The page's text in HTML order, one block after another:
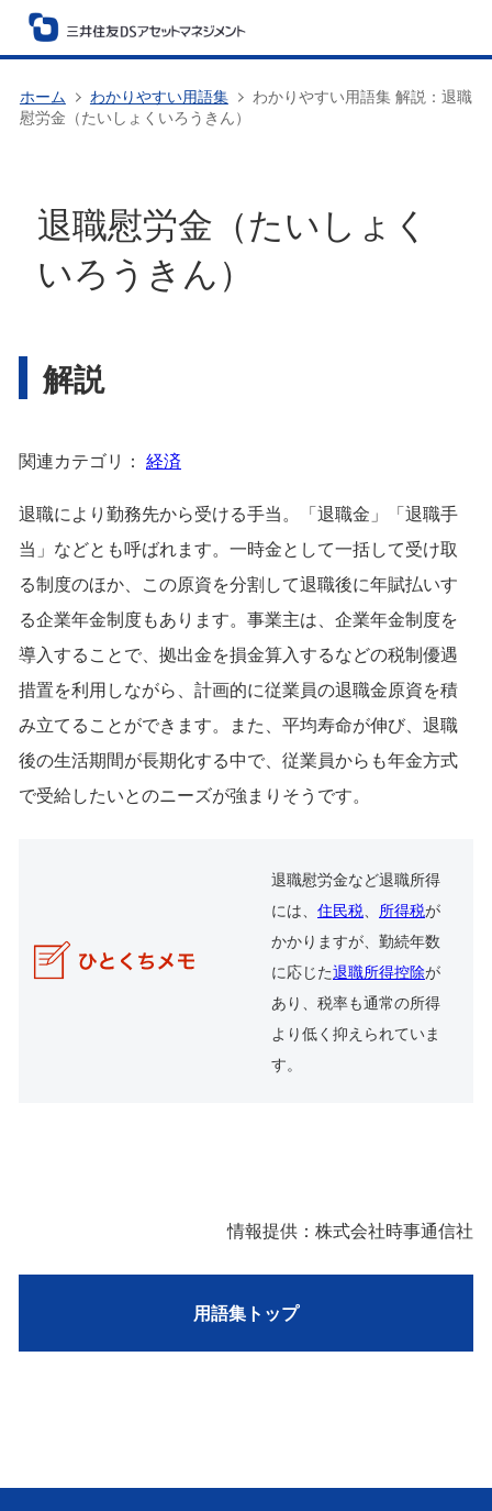
ホーム わかりやすい用語集
わかりやすい用語集 解説：退職
慰労金（たいしょくいろうきん）
退職慰労金（たいしょく
いろうきん）
解説
関連カテゴリ： 経済
退職により勤務先から受ける手当。「退職金」「退職手
当」などとも呼ばれます。一時金として一括して受け取
る制度のほか、この原資を分割して退職後に年賦払いす
る企業年金制度もあります。事業主は、企業年金制度を
導入することで、拠出金を損金算入するなどの税制優遇
措置を利用しながら、計画的に従業員の退職金原資を積
み立てることができます。また、平均寿命が伸び、退職
後の生活期間が長期化する中で、従業員からも年金方式
で受給したいとのニーズが強まりそうです。
退職慰労金など退職所得
には、 住民税、 所得税が
かかりますが、勤続年数
に応じた退職所得控除が
あり、税率も通常の所得
より低く抑えられていま
す。
情報提供：株式会社時事通信社
用語集トップ